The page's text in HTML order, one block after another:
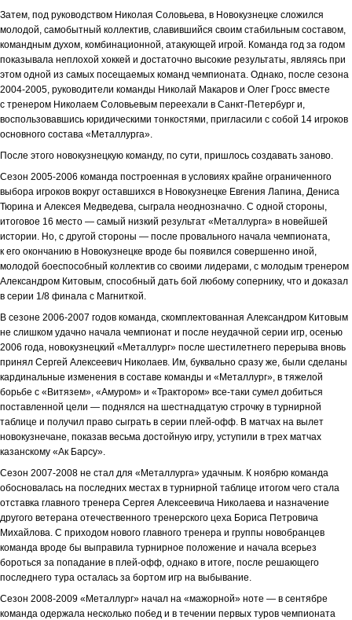
Затем, под руководством Николая Соловьева, в Новокузнецке сложился
молодой, самобытный коллектив, славившийся своим стабильным составом,
командным духом, комбинационной, атакующей игрой. Команда год за годом
показывала неплохой хоккей и достаточно высокие результаты, являясь при
этом одной из самых посещаемых команд чемпионата. Однако, после сезона
2004-2005, руководители команды Николай Макаров и Олег Гросс вместе
с тренером Николаем Соловьевым переехали в Санкт-Петербург и,
воспользовавшись юридическими тонкостями, пригласили с собой 14 игроков
основного состава «Металлурга».
После этого новокузнецкую команду, по сути, пришлось создавать заново.
Сезон 2005-2006 команда построенная в условиях крайне ограниченного
выбора игроков вокруг оставшихся в Новокузнецке Евгения Лапина, Дениса
Тюрина и Алексея Медведева, сыграла неоднозначно. С одной стороны,
итоговое 16 место — самый низкий результат «Металлурга» в новейшей
истории. Но, с другой стороны — после провального начала чемпионата,
к его окончанию в Новокузнецке вроде бы появился совершенно иной,
молодой боеспособный коллектив со своими лидерами, с молодым тренером
Александром Китовым, способный дать бой любому сопернику, что и доказал
в серии 1/8 финала с Магниткой.
В сезоне 2006-2007 годов команда, скомплектованная Александром Китовым
не слишком удачно начала чемпионат и после неудачной серии игр, осенью
2006 года, новокузнецкий «Металлург» после шестилетнего перерыва вновь
принял Сергей Алексеевич Николаев. Им, буквально сразу же, были сделаны
кардинальные изменения в составе команды и «Металлург», в тяжелой
борьбе с «Витязем», «Амуром» и «Трактором» все-таки сумел добиться
поставленной цели — поднялся на шестнадцатую строчку в турнирной
таблице и получил право сыграть в серии плей-офф. В матчах на вылет
новокузнечане, показав весьма достойную игру, уступили в трех матчах
казанскому «Ак Барсу».
Сезон 2007-2008 не стал для «Металлурга» удачным. К ноябрю команда
обосновалась на последних местах в турнирной таблице итогом чего стала
отставка главного тренера Сергея Алексеевича Николаева и назначение
другого ветерана отечественного тренерского цеха Бориса Петровича
Михайлова. С приходом нового главного тренера и группы новобранцев
команда вроде бы выправила турнирное положение и начала всерьез
бороться за попадание в плей-офф, однако в итоге, после решающего
последнего тура осталась за бортом игр на выбывание.
Сезон 2008-2009 «Металлург» начал на «мажорной» ноте — в сентябре
команда одержала несколько побед и в течении первых туров чемпионата